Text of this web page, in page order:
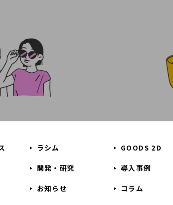
ラシム GOODS 2D
開発・研究 導入事例
お知らせ コラム